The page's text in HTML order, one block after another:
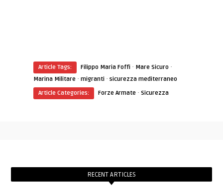
Article Tags: Filippo Maria Foffi · Mare Sicuro ·
Marina Militare ·migranti ·sicurezza mediterraneo
Article Categories:
Forze Armate ·Sicurezza
RECENT ARTICLES